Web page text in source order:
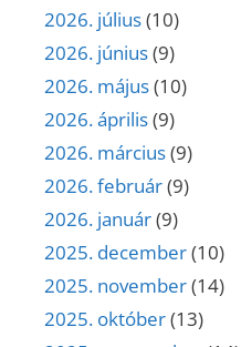
2026. július(10)
2026. június(9)
2026. május(10)
2026. április(9)
2026. március(9)
2026. február(9)
2026. január(9)
2025. december(10)
2025. november(14)
2025. október(13)